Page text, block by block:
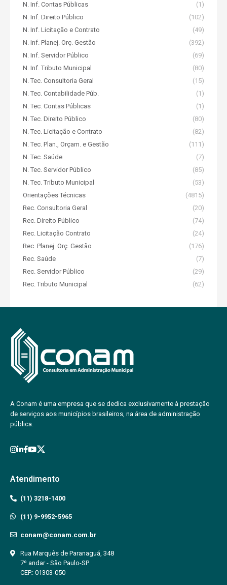
N. Inf. Contas Públicas
(1)
N. Inf. Direito Público
(102)
N. Inf. Licitação e Contrato
(49)
N. Inf. Planej. Orç. Gestão
(392)
N. Inf. Servidor Público
(69)
N. Inf. Tributo Municipal
(80)
N. Tec. Consultoria Geral
(15)
N. Tec. Contabilidade Púb.
(1)
N. Tec. Contas Públicas
(1)
N. Tec. Direito Público
(80)
N. Tec. Licitação e Contrato
(82)
N. Tec. Plan., Orçam. e Gestão
(111)
N. Tec. Saúde
(7)
N. Tec. Servidor Público
(85)
N. Tec. Tributo Municipal
(53)
Orientações Técnicas
(4815)
Rec. Consultoria Geral
(20)
Rec. Direito Público
(74)
Rec. Licitação Contrato
(24)
Rec. Planej. Orç. Gestão
(176)
Rec. Saúde
(7)
Rec. Servidor Público
(29)
Rec. Tributo Municipal
(62)
A Conam é uma empresa que se dedica exclusivamente à prestação
de serviços aos municípios brasileiros, na área de administração
pública.
Atendimento
(11) 3218-1400
(11) 9-9952-5965
conam@conam.com.br
Rua Marquês de Paranaguá, 348
7º andar - São Paulo-SP
CEP.: 01303-050